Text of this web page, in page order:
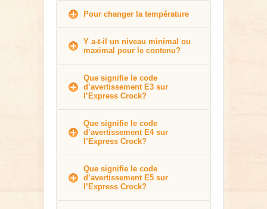
Pour changer la température
Y a-t-il un niveau minimal ou
maximal pour le contenu?
Que signifie le code
d’avertissement E3 sur
l’Express Crock?
Que signifie le code
d’avertissement E4 sur
l’Express Crock?
Que signifie le code
d’avertissement E5 sur
l’Express Crock?